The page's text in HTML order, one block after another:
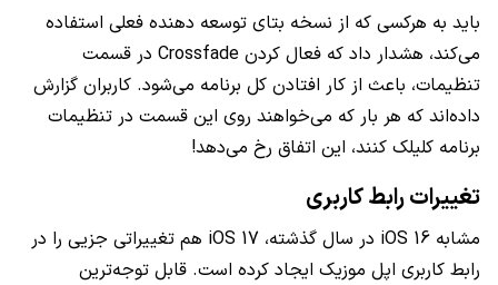
باید به هرکسی که از نسخه بتای توسعه دهنده فعلی استفاده
می‌کند، هشدار داد که فعال کردن Crossfade در قسمت
تنظیمات، باعث از کار افتادن کل برنامه می‌شود. کاربران گزارش
داده‌اند که هر بار که می‌خواهند روی این قسمت در تنظیمات
برنامه کلیلک کنند، این اتفاق رخ می‌دهد!
تغییرات رابط کاربری
مشابه iOS 16 در سال گذشته، iOS 17 هم تغییراتی جزیی را در
رابط کاربری اپل موزیک ایجاد کرده است. قابل توجه‌ترین